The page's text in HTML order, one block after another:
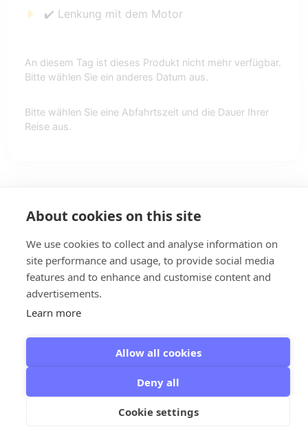
✔️ Lenkung mit dem Motor
An diesem Tag ist dieses Produkt nicht mehr verfügbar.
Bitte wählen Sie ein anderes Datum aus.
Bitte wählen Sie eine Abfahrtszeit und die Dauer Ihrer
Reise aus.
Giethoorn - Giethoorn Campaign
About cookies on this site
We use cookies to collect and analyse information on
site performance and usage, to provide social media
features and to enhance and customise content and
advertisements.
Learn more
Allow all cookies
Deny all
Cookie settings